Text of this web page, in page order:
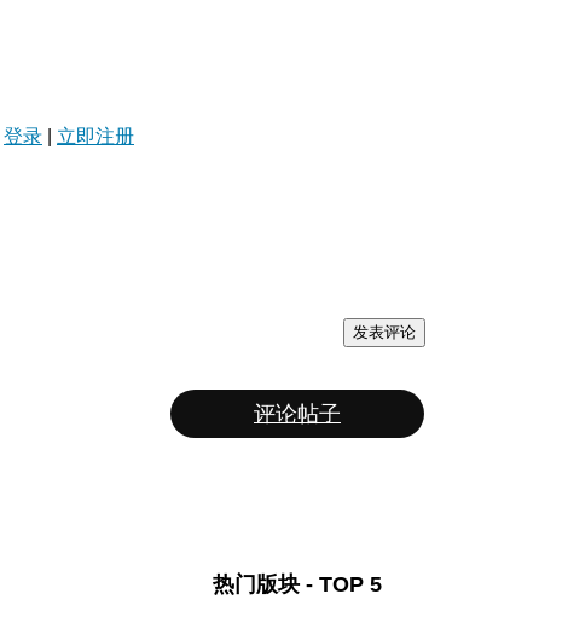
登录 立即注册
发表评论
评论帖子
热门版块 - TOP 5